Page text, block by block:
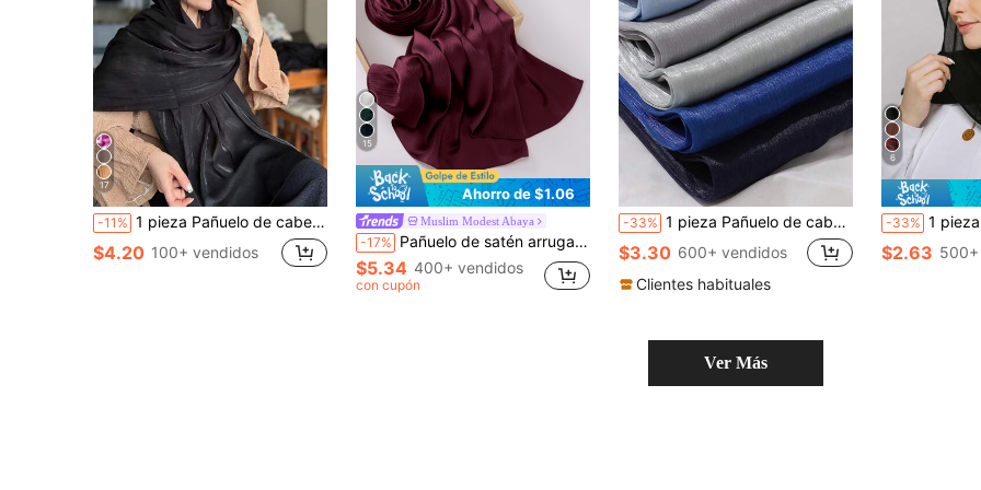
17
-11% 1 pieza Pañuelo de cabeza elegante y suave de seda sintética de unicolor básico para mujer, hiyab conservador liso adecuado para uso diario con vestido
$4.20 100+ vendidos
15
Ahorro de $1.06
Muslim Modest Abaya
-17% Pañuelo de satén arrugado, 1 o 2 paquetes, sin caja de regalo incluida
$5.34 400+ vendidos
con cupón
-33% 1 pieza Pañuelo de cabeza de mujer de unicolor, de gasa brillante, para uso diario, protección solar, playa, vacaciones
$3.30 600+ vendidos
Clientes habituales
6
-33% 1 pieza Diadema, pañuelo de
$2.63
Ver Más